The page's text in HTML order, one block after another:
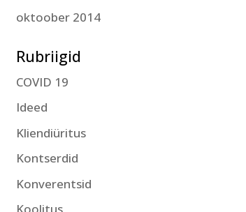
oktoober 2014
Rubriigid
COVID 19
Ideed
Kliendiüritus
Kontserdid
Konverentsid